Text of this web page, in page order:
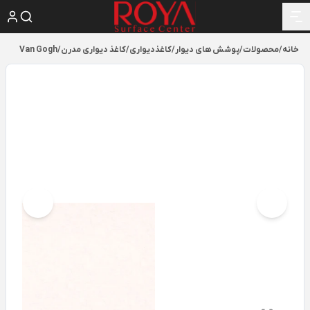
خانه/محصولات/پوشش های دیوار/کاغذدیواری/کاغذ دیواری مدرن/
Van Gogh